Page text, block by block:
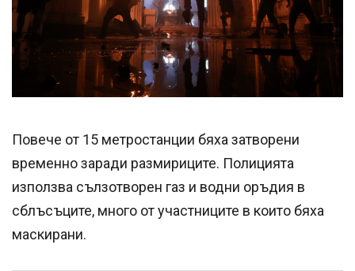
Повече от 15 метростанции бяха затворени
временно заради размириците. Полицията
използва сълзотворен газ и водни оръдия в
сблъсъците, много от участниците в които бяха
маскирани.